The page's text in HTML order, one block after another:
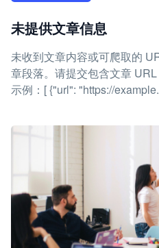
未提供文章信息
未收到文章内容或可爬取的
章段落。请提交包含文章
示例：[ {"url": "https://